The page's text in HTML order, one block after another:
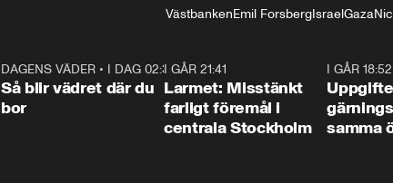
VästbankenEmil ForsbergIsraelGaza
1:06
DAGENS VÄDER • I DAG 02:30
Så blir vädret där du
bor
I GÅR 21:41
Larmet: Misstänkt
farligt föremål i
centrala Stockholm
I GÅR 18:52
samma